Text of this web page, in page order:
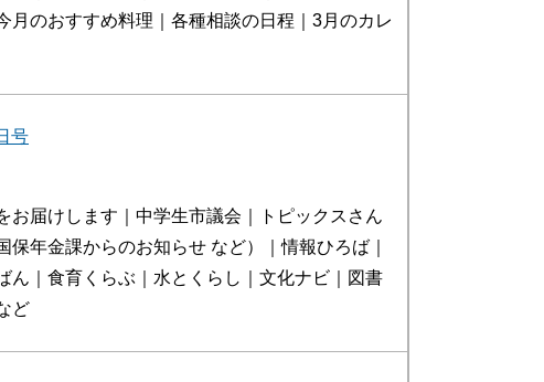
月のおすすめ料理｜各種相談の日程｜3月のカレ
号
お届けします｜中学生市議会｜トピックスさん
保年金課からのお知らせ など）｜情報ひろば｜
ん｜食育くらぶ｜水とくらし｜文化ナビ｜図書
ど